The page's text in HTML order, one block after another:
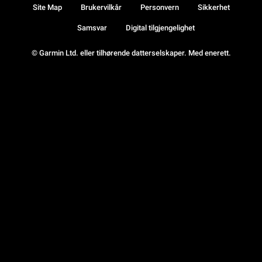
© Garmin Ltd. eller tilhørende datterselskaper. Med enerett.
Site Map Brukervilkår Personvern Sikkerhet
Samsvar Digital tilgjengelighet